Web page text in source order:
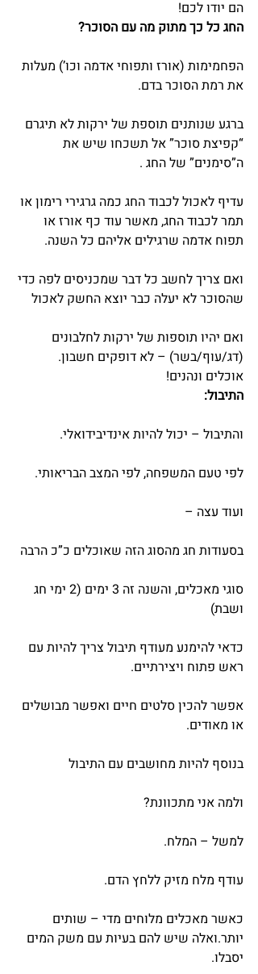
הם יודו לכם!
החג כל כך מתוק מה עם הסוכר?
הפחמימות (אורז ותפוחי אדמה וכו’) מעלות
את רמת הסוכר בדם.
ברגע שנותנים תוספת של ירקות לא תיגרם
“קפיצת סוכר” אל תשכחו שיש את
ה”סימנים” של החג .
עדיף לאכול לכבוד החג כמה גרגירי רימון או
תמר לכבוד החג, מאשר עוד כף אורז או
תפוח אדמה שרגילים אליהם כל השנה.
ואם צריך לחשב כל דבר שמכניסים לפה כדי
שהסוכר לא יעלה כבר יוצא החשק לאכול
ואם יהיו תוספות של ירקות לחלבונים
(דג/עוף/בשר) – לא דופקים חשבון.
אוכלים ונהנים!
התיבול:
והתיבול – יכול להיות אינדיבידואלי.
לפי טעם המשפחה, לפי המצב הבריאותי.
ועוד עצה –
בסעודות חג מהסוג הזה שאוכלים כ”כ הרבה
סוגי מאכלים, והשנה זה 3 ימים (2 ימי חג
ושבת)
כדאי להימנע מעודף תיבול צריך להיות עם
ראש פתוח ויצירתיים.
אפשר להכין סלטים חיים ואפשר מבושלים
או מאודים.
בנוסף להיות מחושבים עם התיבול
ולמה אני מתכוונת?
למשל – המלח.
עודף מלח מזיק ללחץ הדם.
כאשר מאכלים מלוחים מדי – שותים
יותר.ואלה שיש להם בעיות עם משק המים
יסבלו.